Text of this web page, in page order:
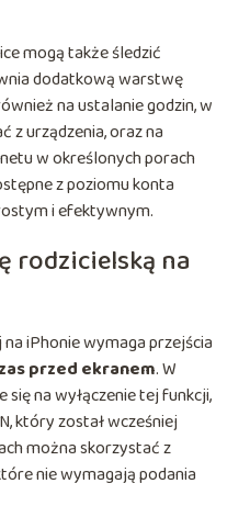
mogą także śledzić
dodatkową warstwę
na ustalanie godzin, w
z urządzenia, oraz na
w określonych porach
z poziomu konta
i efektywnym.
rodzicielską na
iPhonie wymaga przejścia
przed ekranem. W
się na wyłączenie tej funkcji,
który został wcześniej
można skorzystać z
nie wymagają podania